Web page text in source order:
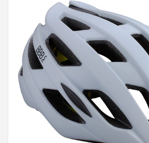
Elektrische fietsen
Mountainbikes
Shop
POPULAIRE MERKEN
Basil
Volare